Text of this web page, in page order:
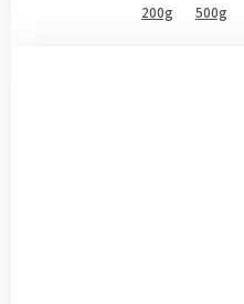
200g 500g